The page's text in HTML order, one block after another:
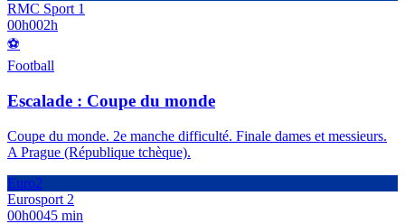
RMC Sport 1
00h002h
⚽
Football
Escalade : Coupe du monde
Coupe du monde. 2e manche difficulté. Finale dames et messieurs.
A Prague (République tchèque).
Euro2
Eurosport 2
00h0045 min